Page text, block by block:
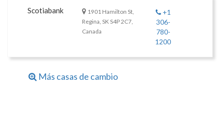
Scotiabank
1901 Hamilton St,
Regina, SK S4P 2C7,
Canada
+1
306-
780-
1200
Más casas de cambio